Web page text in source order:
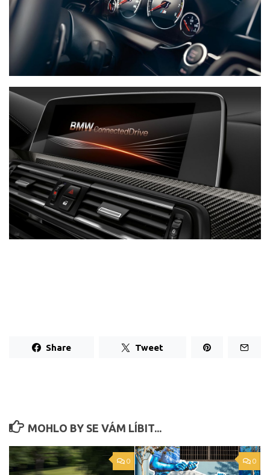
Share Tweet
MOHLO BY SE VÁM LÍBIT...
0 0